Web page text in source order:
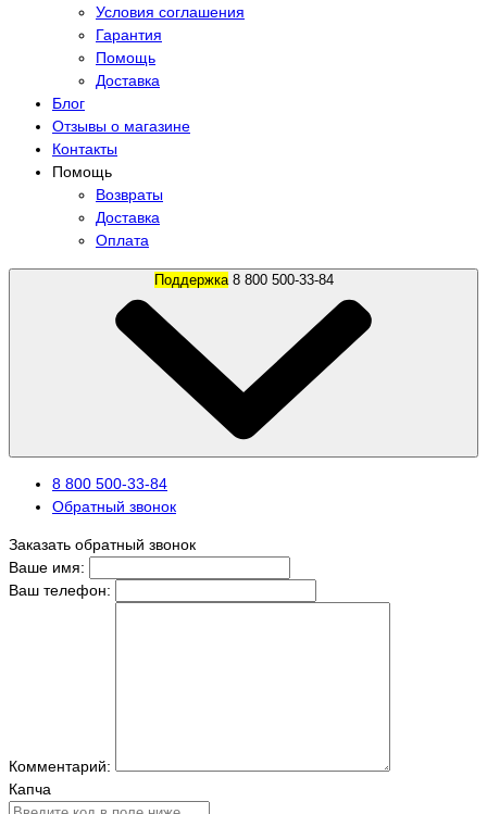
Условия соглашения
Гарантия
Помощь
Доставка
Блог
Отзывы о магазине
Контакты
Помощь
Возвраты
Доставка
Оплата
Поддержка 8 800 500-33-84
8 800 500-33-84
Обратный звонок
Заказать обратный звонок
Ваше имя:
Ваш телефон:
Комментарий:
Капча